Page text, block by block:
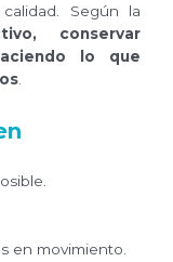
Según la
conservar
lo que
en movimiento.